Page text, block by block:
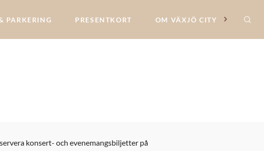
PARKERING PRESENTKORT OM VÄXJÖ CITY
konsert- och evenemangsbiljetter på